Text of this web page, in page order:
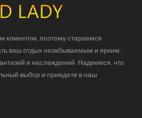
поэтому стараемся
ваш отдых незабываемым и ярким,
и наслаждений. Надеемся, что
выбор и приедете в наш